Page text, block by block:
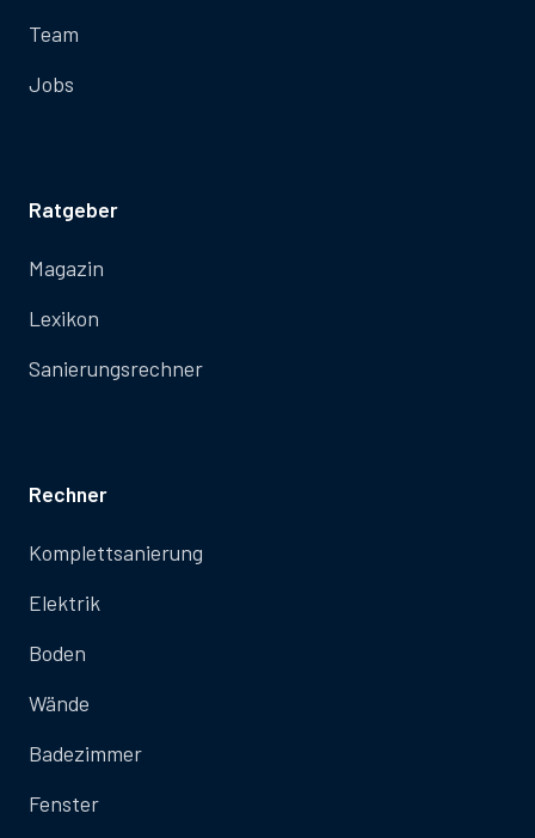
Team
Jobs
Ratgeber
Magazin
Lexikon
Sanierungsrechner
Rechner
Komplettsanierung
Elektrik
Boden
Wände
Badezimmer
Fenster